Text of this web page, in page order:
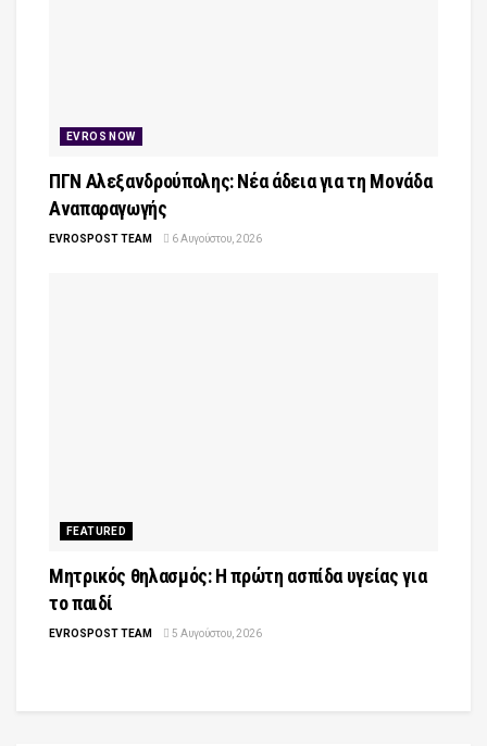
EVROS NOW
ΠΓΝ Αλεξανδρούπολης: Νέα άδεια για τη Μονάδα
Αναπαραγωγής
EVROSPOST TEAM 6 Αυγούστου, 2026
FEATURED
Μητρικός θηλασμός: Η πρώτη ασπίδα υγείας για
το παιδί
EVROSPOST TEAM 5 Αυγούστου, 2026